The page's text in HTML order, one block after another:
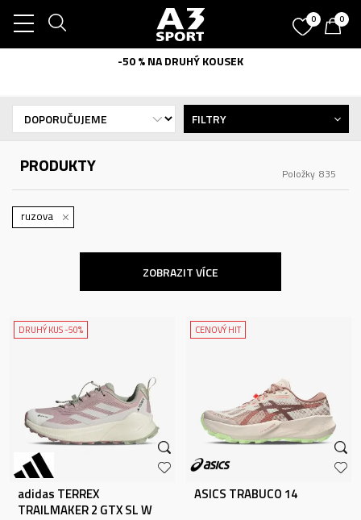
0 0
-50 % NA DRUHÝ KOUSEK
PRODUKTY 835
Položky
FILTRY
ruzova
ZOBRAZIT VÍCE
DRUHÝ KUS -50%
adidas TERREX
TRAILMAKER 2 GTX SL W
CENOVÝ HIT
ASICS TRABUCO 14